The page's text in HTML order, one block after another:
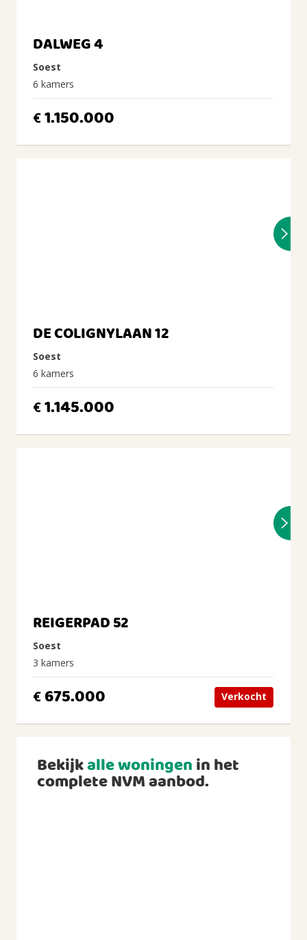
DALWEG 4
Soest
6 kamers
€1.150.000
DE COLIGNYLAAN 12
Soest
6 kamers
€1.145.000
REIGERPAD 52
Soest
3 kamers
€675.000 Verkocht
Bekijkalle woningenin het
complete NVM aanbod.